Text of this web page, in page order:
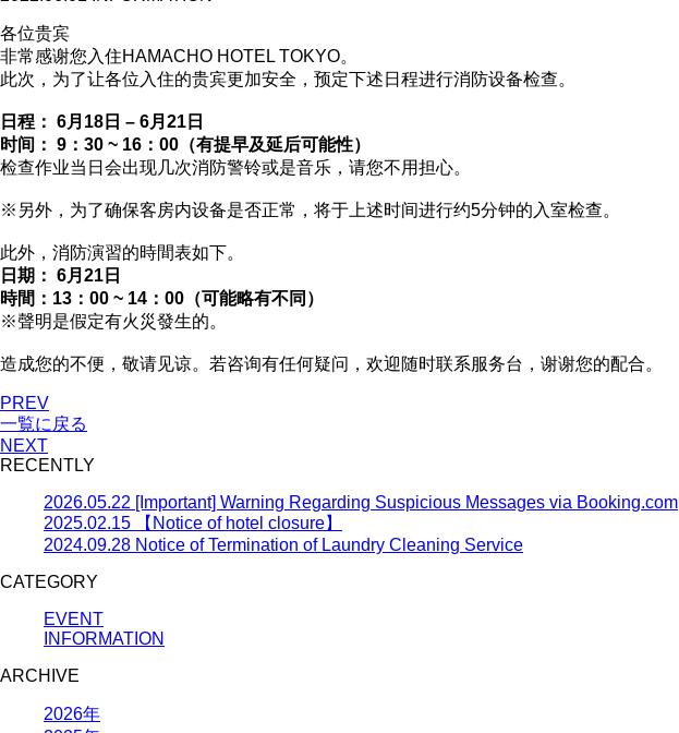
各位贵宾
非常感谢您入住HAMACHO HOTEL TOKYO。
此次，为了让各位入住的贵宾更加安全，预定下述日程进行消防设备检查。
日程： 6月18日 – 6月21日
时间： 9：30 ~ 16：00（有提早及延后可能性）
检查作业当日会出现几次消防警铃或是音乐，请您不用担心。
※另外，为了确保客房内设备是否正常，将于上述时间进行约5分钟的入室检查。
此外，消防演習的時間表如下。
日期： 6月21日
時間：13：00 ~ 14：00（可能略有不同）
※聲明是假定有火災發生的。
造成您的不便，敬请见谅。若咨询有任何疑问，欢迎随时联系服务台，谢谢您的配合。
PREV
一覧に戻る
NEXT
RECENTLY
2026.05.22 [Important] Warning Regarding Suspicious Messages via Booking.com
2025.02.15
【Notice of hotel closure】
2024.09.28 Notice of Termination of Laundry Cleaning Service
CATEGORY
EVENT
INFORMATION
ARCHIVE
2026年